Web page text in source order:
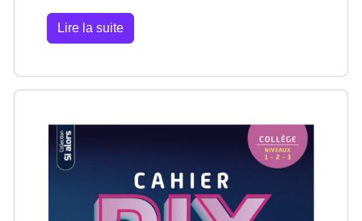
Lire la suite